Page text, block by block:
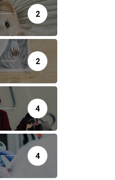
2
2
4
4